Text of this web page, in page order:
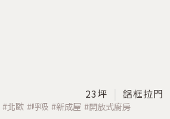
23坪 鋁框拉門
北歐 呼吸 新成屋 開放式廚房